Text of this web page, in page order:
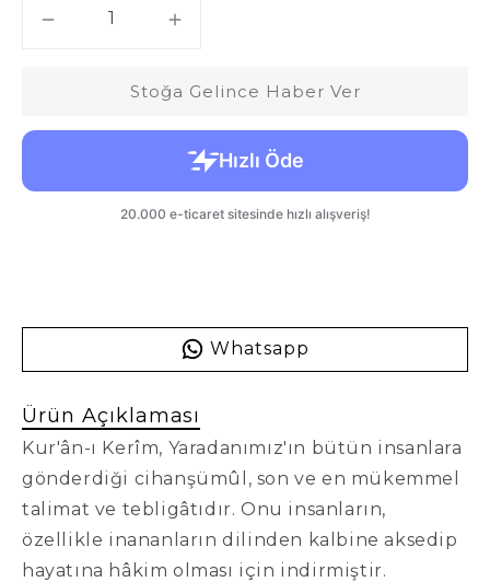
Stoğa Gelince Haber Ver
Whatsapp
Ürün Açıklaması
Kur'ân-ı Kerîm, Yaradanımız'ın bütün insanlara
gönderdiği cihanşümûl, son ve en mükemmel
talimat ve tebligâtıdır. Onu insanların,
özellikle inananların dilinden kalbine aksedip
hayatına hâkim olması için indirmiştir.